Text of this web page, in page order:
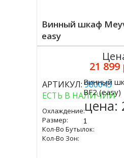
Винный шкаф
easy
АРТИКУЛ:980043
ЕСТЬ В НАЛИЧИИ
Охлаждение:
Размер:
Кол-Во Бутылок:
Кол-Во Зон:
21 899
Купить
Винный
BF2 (easy)
цена: